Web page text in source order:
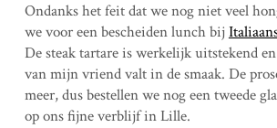
Ondanks het feit dat we nog niet veel
we voor een bescheiden lunch bij
De steak tartare is werkelijk uitstekend
van mijn vriend valt in de smaak. De
meer, dus bestellen we nog een tweede
op ons fijne verblijf in Lille.